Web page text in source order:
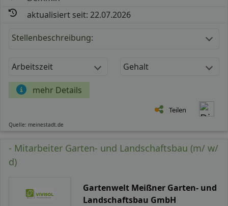
aktualisiert seit: 22.07.2026
Stellenbeschreibung:
Arbeitszeit Gehalt
mehr Details
Teilen
Quelle: meinestadt.de
- Mitarbeiter Garten- und Landschaftsbau (m/ w/
d)
Gartenwelt Meißner Garten- und
Landschaftsbau GmbH